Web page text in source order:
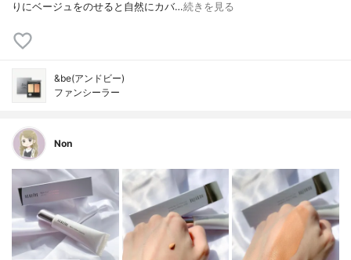
りにベージュをのせると自然にカバ…続きを見る
&be(アンドビー)
ファンシーラー
Non